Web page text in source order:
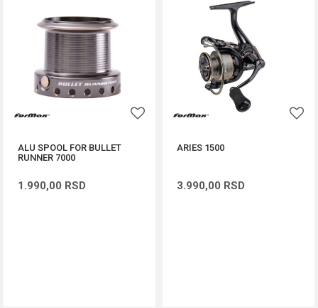
ALU SPOOL FOR BULLET
RUNNER 7000
1.990,00 RSD
ARIES 1500
3.990,00 RSD